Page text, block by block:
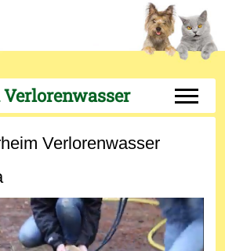
Off-
Verlorenwasser